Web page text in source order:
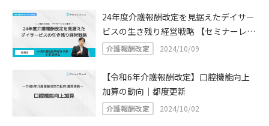
24年度介護報酬改定を見据えたデイサー
ビスの生き残り経営戦略 【セミナーレポ
ート】
介護報酬改定 2024/10/09
【令和6年介護報酬改定】口腔機能向上
加算の動向｜都度更新
介護報酬改定 2024/10/02